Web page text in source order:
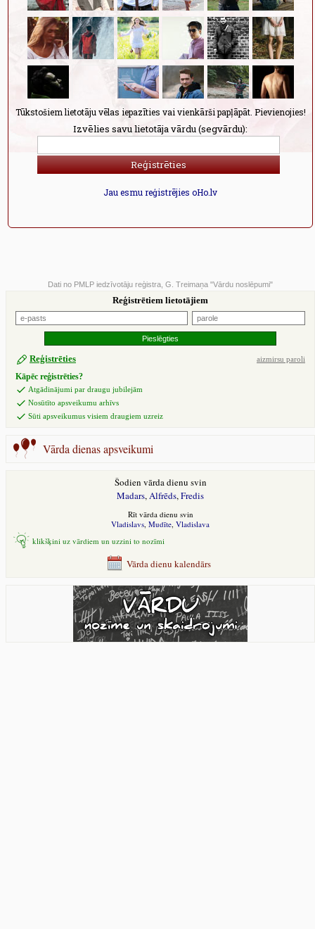
Tūkstošiem lietotāju vēlas iepazīties vai vienkārši papļāpāt. Pievienojies!
Izvēlies savu lietotāja vārdu (segvārdu):
Jau esmu reģistrējies oHo.lv
Dati no PMLP iedzīvotāju reģistra, G. Treimaņa "Vārdu noslēpumi"
Reģistrētiem lietotājiem
Reģistrēties aizmirsu paroli
Kāpēc reģistrēties?
Atgādinājumi par draugu jubilejām
Nosūtīto apsveikumu arhīvs
Sūti apsveikumus visiem draugiem uzreiz
Vārda dienas apsveikumi
Šodien vārda dienu svin
Madars,Alfrēds,Fredis
Rīt vārda dienu svin
Vladislavs, Mudīte, Vladislava
klikšķini uz vārdiem un uzzini to nozīmi
Vārda dienu kalendārs